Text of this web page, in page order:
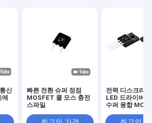
신
빠른 전환 슈퍼 정점
MOSFET 쿨 모스 충전
스파일
전력 디스크리
LED 드라이버
수퍼 융합